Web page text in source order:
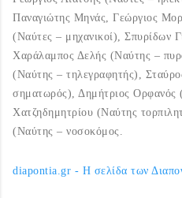
Παναγιώτης Μηνάς, Γεώργιος
(Ναύτες – μηχανικοί), Σπυρίδων
Χαράλαμπος Δελής (Ναύτης –
(Ναύτης – τηλεγραφητής),
σηματωρός), Δημήτριος Ορφανός
Χατζηδημητρίου (Ναύτης
(Ναύτης – νοσοκόμος.
diapontia.gr - Η σελίδα των